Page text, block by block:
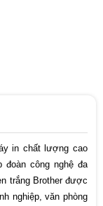
in chất lượng cao
công nghệ đa
trắng Brother được
nghiệp, văn phòng